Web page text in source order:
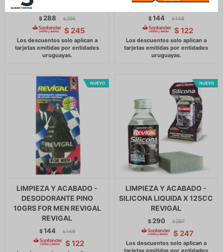
TORTUGA (TURTLE WAX)
$ 288 $ 295
$ 245
REVIGAL
$144 $ 148
$ 122
LIMPIEZA Y ACABADO -
DESODORANTE PINO
10GRS FOR MEN REVIGAL
REVIGAL
$144 $ 148
$ 122
LIMPIEZA Y ACABADO -
SILICONA LIQUIDA X 125CC
REVIGAL
$ 290 $ 297
$ 247